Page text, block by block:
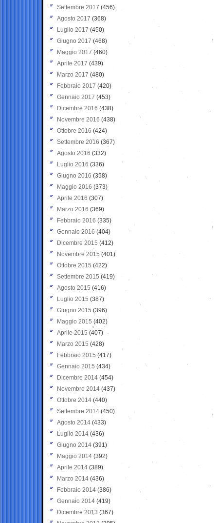
Settembre 2017 (456)
Agosto 2017 (368)
Luglio 2017 (450)
Giugno 2017 (468)
Maggio 2017 (460)
Aprile 2017 (439)
Marzo 2017 (480)
Febbraio 2017 (420)
Gennaio 2017 (453)
Dicembre 2016 (438)
Novembre 2016 (438)
Ottobre 2016 (424)
Settembre 2016 (367)
Agosto 2016 (332)
Luglio 2016 (336)
Giugno 2016 (358)
Maggio 2016 (373)
Aprile 2016 (307)
Marzo 2016 (369)
Febbraio 2016 (335)
Gennaio 2016 (404)
Dicembre 2015 (412)
Novembre 2015 (401)
Ottobre 2015 (422)
Settembre 2015 (419)
Agosto 2015 (416)
Luglio 2015 (387)
Giugno 2015 (396)
Maggio 2015 (402)
Aprile 2015 (407)
Marzo 2015 (428)
Febbraio 2015 (417)
Gennaio 2015 (434)
Dicembre 2014 (454)
Novembre 2014 (437)
Ottobre 2014 (440)
Settembre 2014 (450)
Agosto 2014 (433)
Luglio 2014 (436)
Giugno 2014 (391)
Maggio 2014 (392)
Aprile 2014 (389)
Marzo 2014 (436)
Febbraio 2014 (386)
Gennaio 2014 (419)
Dicembre 2013 (367)